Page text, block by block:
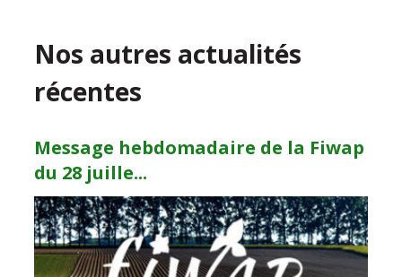
Nos autres actualités
récentes
Message hebdomadaire de la Fiwap
du 28 juille...